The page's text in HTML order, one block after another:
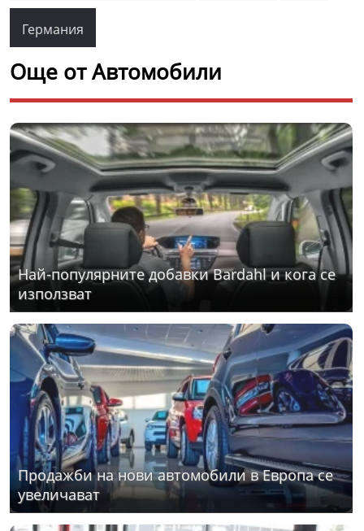
Германия
Още от Автомобили
Най-популярните добавки Bardahl и кога се
използват
Продажби на нови автомобили в Европа се
увеличават